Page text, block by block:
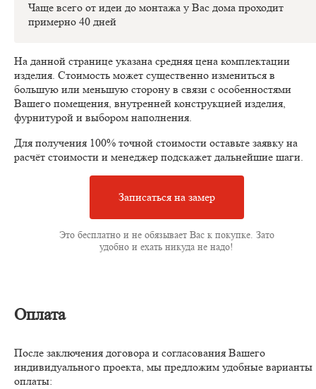
Чаще всего от идеи до монтажа у Вас дома проходит
примерно 40 дней
На данной странице указана средняя цена комплектации
изделия. Стоимость может существенно измениться в
большую или меньшую сторону в связи с особенностями
Вашего помещения, внутренней конструкцией изделия,
фурнитурой и выбором наполнения.
Для получения 100% точной стоимости оставьте заявку на
расчёт стоимости и менеджер подскажет дальнейшие шаги.
Записаться на замер
Это бесплатно и не обязывает Вас к покупке. Зато
удобно и ехать никуда не надо!
Оплата
После заключения договора и согласования Вашего
индивидуального проекта, мы предложим удобные варианты
оплаты: